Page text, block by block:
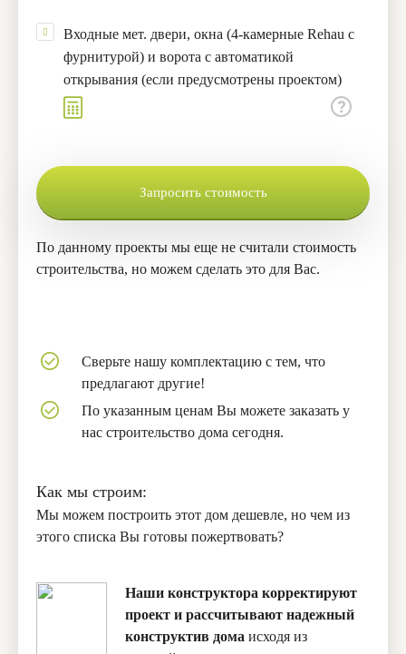
Входные мет. двери, окна (4-камерные Rehau с
фурнитурой) и ворота с автоматикой
открывания (если предусмотрены проектом)
Запросить стоимость
По данному проекты мы еще не считали стоимость
строительства, но можем сделать это для Вас.
Сверьте нашу комплектацию с тем, что
предлагают другие!
По указанным ценам Вы можете заказать у
нас строительство дома сегодня.
Как мы строим:
Мы можем построить этот дом дешевле, но чем из
этого списка Вы готовы пожертвовать?
Наши конструктора корректируют
проект и рассчитывают надежный
конструктив дома исходя из